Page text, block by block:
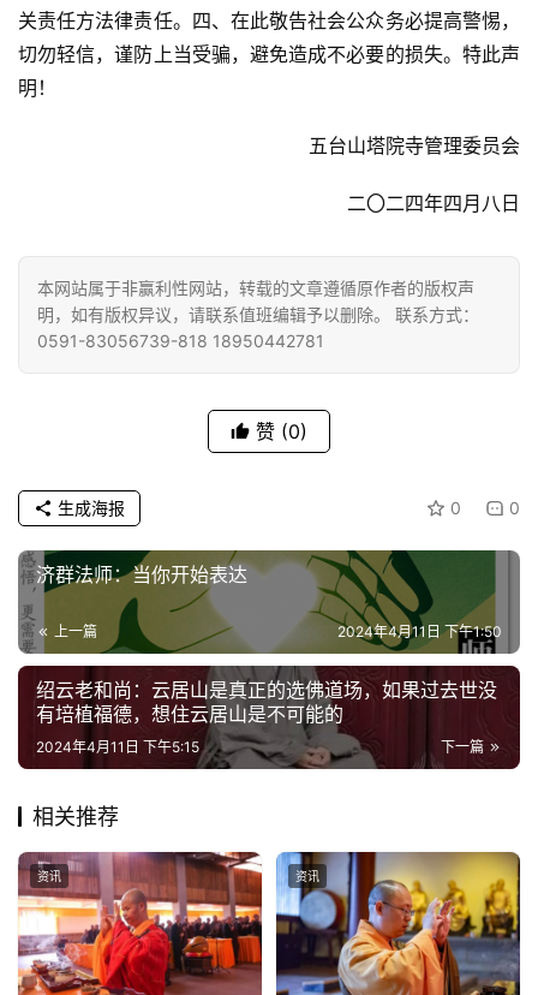
资
讯
僧
访
菩
提
专
题
公
益
善
佛
教
人
物
寺
登录 注册
关责任方法律责任。四、在此敬告社会公众务必提高警惕，
切勿轻信，谨防上当受骗，避免造成不必要的损失。特此声
明！
五台山塔院寺管理委员会
二〇二四年四月八日
本网站属于非赢利性网站，转载的文章遵循原作者的版权声
明，如有版权异议，请联系值班编辑予以删除。 联系方式：
0591-83056739-818 18950442781
赞 (0)
0 0
生成海报
济群法师：当你开始表达
上一篇 2024年4月11日 下午1:50
绍云老和尚：云居山是真正的选佛道场，如果过去世没
有培植福德，想住云居山是不可能的
下一篇
2024年4月11日 下午5:15
相关推荐
资讯 资讯